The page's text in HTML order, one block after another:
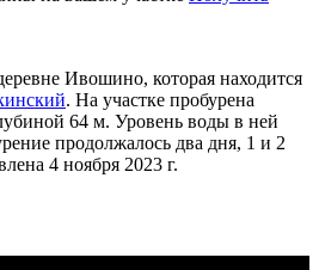
Ивошино, которая находится
. На участке пробурена
64 м. Уровень воды в ней
продолжалось два дня, 1 и 2
4 ноября 2023 г.